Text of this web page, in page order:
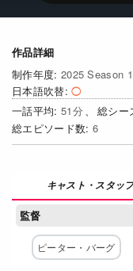
作品詳細
2025 Season 1
日本語吹替
51
6
監督
ピーター・バーグ